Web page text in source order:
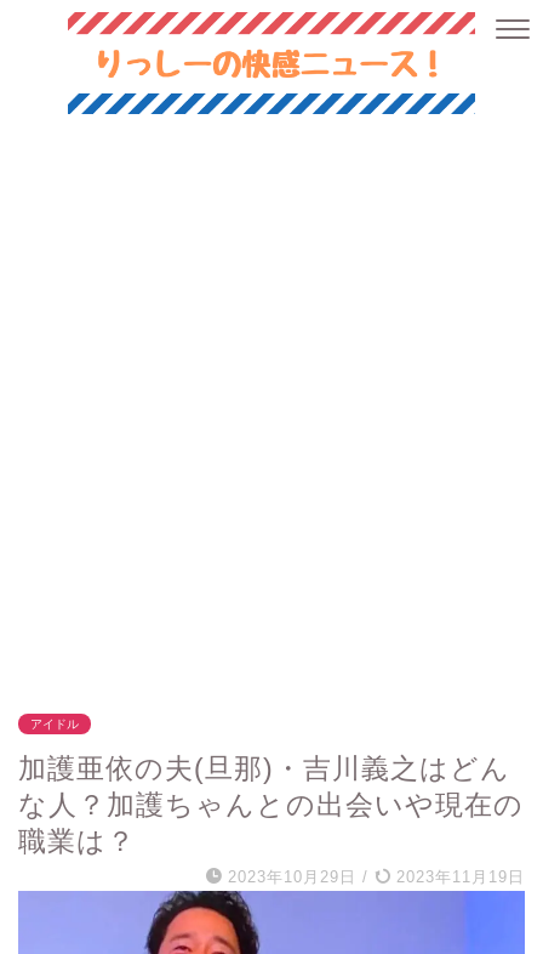
アイドル
加護亜依の夫(旦那)・吉川義之はどん
な人？加護ちゃんとの出会いや現在の
職業は？
2023年10月29日 / 2023年11月19日